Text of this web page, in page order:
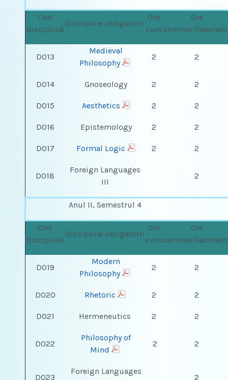
Cod
disciplină
Discipline obligatorii
Ore
curs
Ore
seminar/
DO13
Medieval
Philosophy
2 2
DO14 Gnoseology 2 2
DO15 Aesthetics 2 2
DO16 Epistemology 2 2
DO17 Formal Logic 2 2
DO18
Foreign Languages
III
2
Anul II, Semestrul 4
Cod
disciplină
Discipline obligatorii
Ore
curs
Ore
seminar/
DO19
Modern
Philosophy
2 2
DO20 Rhetoric 2 2
DO21 Hermeneutics 2 2
DO22
Philosophy of
Mind
2 2
DO23
Foreign Languages
2